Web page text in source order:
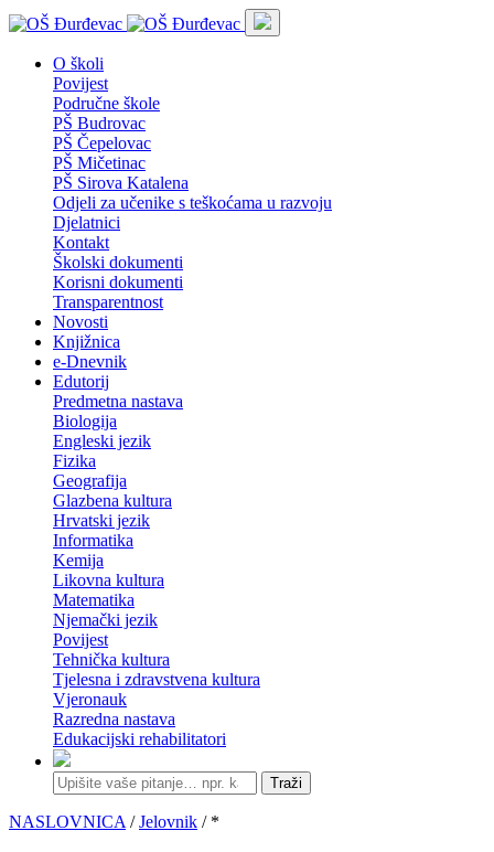
O školi
Povijest
Područne škole
PŠ Budrovac
PŠ Čepelovac
PŠ Mičetinac
PŠ Sirova Katalena
Odjeli za učenike s teškoćama u razvoju
Djelatnici
Kontakt
Školski dokumenti
Korisni dokumenti
Transparentnost
Novosti
Knjižnica
e-Dnevnik
Edutorij
Predmetna nastava
Biologija
Engleski jezik
Fizika
Geografija
Glazbena kultura
Hrvatski jezik
Informatika
Kemija
Likovna kultura
Matematika
Njemački jezik
Povijest
Tehnička kultura
Tjelesna i zdravstvena kultura
Vjeronauk
Razredna nastava
Edukacijski rehabilitatori
Traži
NASLOVNICA /Jelovnik / *